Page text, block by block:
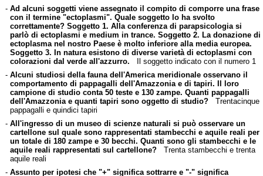
- Ad alcuni soggetti viene assegnato il compito di comporre una frase
con il termine "ectoplasmi". Quale soggetto lo ha svolto
correttamente? Soggetto 1. Alla conferenza di parapsicologia si
parlò di ectoplasmi e medium in trance. Soggetto 2. La donazione di
ectoplasma nel nostro Paese è molto inferiore alla media europea.
Soggetto 3. In natura esistono di diverse varietà di ectoplasmi con
colorazioni dal verde all'azzurro. Il soggetto indicato con il numero 1
- Alcuni studiosi della fauna dell'America meridionale osservano il
comportamento di pappagalli dell'Amazzonia e di tapiri. Il loro
campione di studio conta 50 teste e 130 zampe. Quanti pappagalli
dell'Amazzonia e quanti tapiri sono oggetto di studio?Trentacinque
pappagalli e quindici tapiri
- All'ingresso di un museo di scienze naturali si può osservare un
cartellone sul quale sono rappresentati stambecchi e aquile reali per
un totale di 180 zampe e 30 becchi. Quanti sono gli stambecchi e le
aquile reali rappresentati sul cartellone?Trenta stambecchi e trenta
aquile reali
- Assunto per ipotesi che "+" significa sottrarre e "-" significa